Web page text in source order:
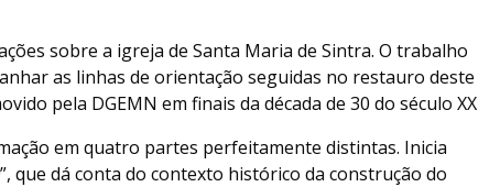
sobre a igreja de Santa Maria de Sintra. O trabalho
as linhas de orientação seguidas no restauro deste
pela DGEMN em finais da década de 30 do século XX
em quatro partes perfeitamente distintas. Inicia
”, que dá conta do contexto histórico da construção do